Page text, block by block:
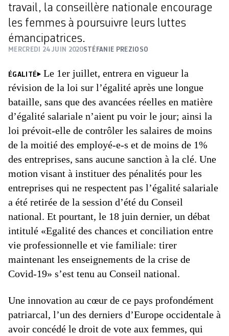
travail, la conseillère nationale encourage
les femmes à poursuivre leurs luttes
émancipatrices.
MERCREDI 24 JUIN 2020STÉFANIE PREZIOSO
ÉGALITÉ
Le 1er juillet, entrera en vigueur la
révision de la loi sur l’égalité après une longue
bataille, sans que des avancées réelles en matière
d’égalité salariale n’aient pu voir le jour; ainsi la
loi prévoit-elle de contrôler les salaires de moins
de la moitié des employé-e-s et de moins de 1%
des entreprises, sans aucune sanction à la clé. Une
motion visant à instituer des pénalités pour les
entreprises qui ne respectent pas l’égalité salariale
a été retirée de la session d’été du Conseil
national. Et pourtant, le 18 juin dernier, un débat
intitulé «Egalité des chances et conciliation entre
vie professionnelle et vie familiale: tirer
maintenant les enseignements de la crise de
Covid-19» s’est tenu au Conseil national.
Une innovation au cœur de ce pays profondément
patriarcal, l’un des derniers d’Europe occidentale à
avoir concédé le droit de vote aux femmes, qui